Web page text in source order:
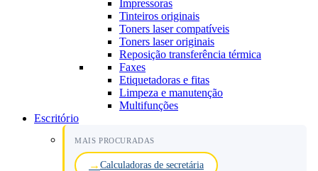
Impressoras
Tinteiros originais
Toners laser compatíveis
Toners laser originais
Reposição transferência térmica
Faxes
Etiquetadoras e fitas
Limpeza e manutenção
Multifunções
Escritório
MAIS PROCURADAS
Calculadoras de secretária